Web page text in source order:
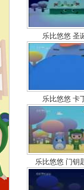
乐比悠悠 圣
乐比悠悠 卡
乐比悠悠 门钥